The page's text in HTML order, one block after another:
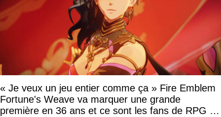
« Je veux un jeu entier comme ça » Fire Emblem
Fortune's Weave va marquer une grande
première en 36 ans et ce sont les fans de RPG en